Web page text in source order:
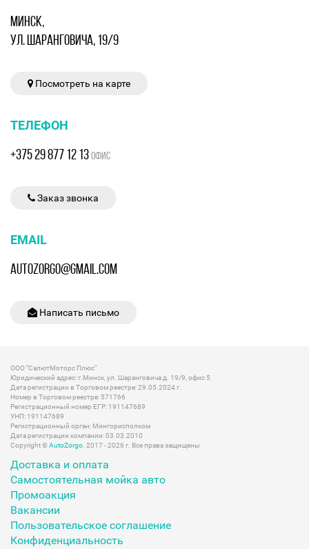
МИНСК,
УЛ. ШАРАНГОВИЧА, 19/9
Посмотреть на карте
ТЕЛЕФОН
+375 29 877 12 13ОФИС
Заказ звонка
EMAIL
AUTOZORGO@GMAIL.COM
Написать письмо
ООО "СалютМоторс Плюс"
Юридический адрес: г.Минск, ул. Шаранговича д. 19/9, офис 5
Дата регистрации в Торговом реестре: 29.05.2024 г.
Номер в Торговом реестре: 571766
Регистрационный номер ЕГР: 191147689
УНП: 191147689
Регистрационный орган: Мингорисполком
Дата регистрации компании: 03.03.2010
Copyright ©AutoZorgo . 2017 - 2026 г. Все права защищены
Доставка и оплата
Самостоятельная мойка авто
Промоакция
Вакансии
Пользовательское соглашение
Конфиденциальность